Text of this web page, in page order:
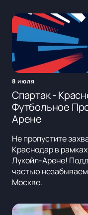
8 июля
Спартак -
Футбольное
Арене
Не пропустите
Краснодар в
Лукойл-Арене!
частью
Москве.